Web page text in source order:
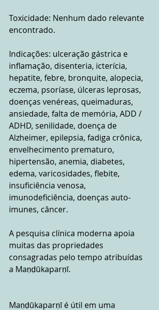
Toxicidade: Nenhum dado relevante
encontrado.
Indicações: ulceração gástrica e
inflamação, disenteria, icterícia,
hepatite, febre, bronquite, alopecia,
eczema, psoríase, úlceras leprosas,
doenças venéreas, queimaduras,
ansiedade, falta de memória, ADD /
ADHD, senilidade, doença de
Alzheimer, epilepsia, fadiga crônica,
envelhecimento prematuro,
hipertensão, anemia, diabetes,
edema, varicosidades, flebite,
insuficiência venosa,
imunodeficiência, doenças auto-
imunes, câncer.
A pesquisa clínica moderna apoia
muitas das propriedades
consagradas pelo tempo atribuídas
a Maṇḍūkaparṇī.
Maṇḍūkaparṇī é útil em uma